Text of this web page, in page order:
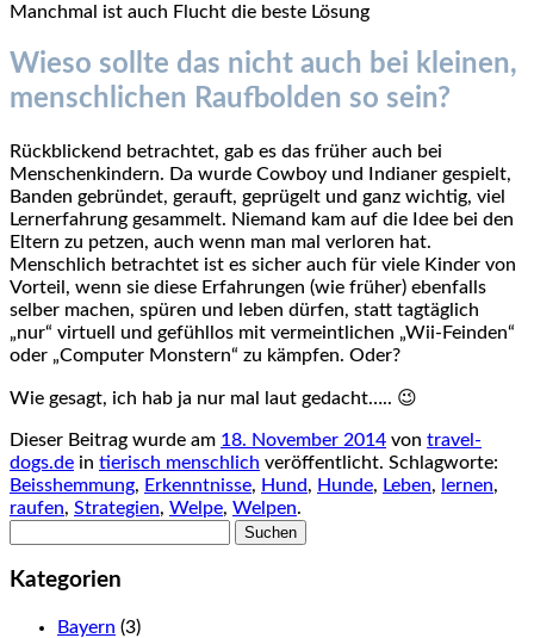
Manchmal ist auch Flucht die beste Lösung
Wieso sollte das nicht auch bei kleinen,
menschlichen Raufbolden so sein?
Rückblickend betrachtet, gab es das früher auch bei
Menschenkindern. Da wurde Cowboy und Indianer gespielt,
Banden gebründet, gerauft, geprügelt und ganz wichtig, viel
Lernerfahrung gesammelt. Niemand kam auf die Idee bei den
Eltern zu petzen, auch wenn man mal verloren hat.
Menschlich betrachtet ist es sicher auch für viele Kinder von
Vorteil, wenn sie diese Erfahrungen (wie früher) ebenfalls
selber machen, spüren und leben dürfen, statt tagtäglich
„nur“ virtuell und gefühllos mit vermeintlichen „Wii-Feinden“
oder „Computer Monstern“ zu kämpfen. Oder?
Wie gesagt, ich hab ja nur mal laut gedacht….. 😉
Dieser Beitrag wurde am 18. November 2014 von travel-
dogs.de in tierisch menschlich veröffentlicht. Schlagworte:
Beisshemmung, Erkenntnisse, Hund, Hunde, Leben, lernen,
raufen, Strategien, Welpe, Welpen.
nach:
Kategorien
Bayern (3)